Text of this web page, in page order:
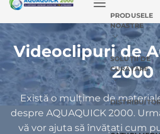
PRODUSELE
NOASTRE
SOLUȚII DE
CURĂȚARE
Videoclipuri de
2000
Există o mulțime de
despre AQUAQUICK 2000.
vă vor ajuta să învățați cum